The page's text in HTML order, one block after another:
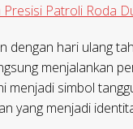
Presisi Patroli Roda
dengan hari ulang
menjalankan
menjadi simbol
yang menjadi